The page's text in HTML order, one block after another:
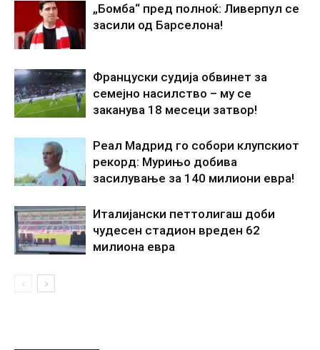
„Бомба“ пред полноќ: Ливерпул се
засили од Барселона!
Француски судија обвинет за
семејно насилство – му се
заканува 18 месеци затвор!
Реал Мадрид го собори клупскиот
рекорд: Мурињо добива
засилување за 140 милиони евра!
Италијански петтолигаш доби
чудесен стадион вреден 62
милиона евра